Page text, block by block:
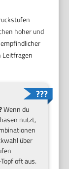
hoher und
Leitfragen
Wenn du
nutzt,
über
oft aus.